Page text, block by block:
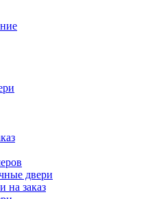
двери
на заказ